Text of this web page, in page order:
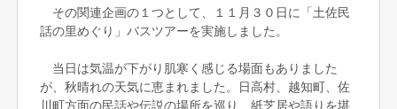
その関連企画の１つとして、１１月３０日に「土佐民
話の里めぐり」バスツアーを実施しました。
当日は気温が下がり肌寒く感じる場面もありました
が、秋晴れの天気に恵まれました。日高村、越知町、佐
川町方面の民話や伝説の場所を巡り、紙芝居や語りを堪